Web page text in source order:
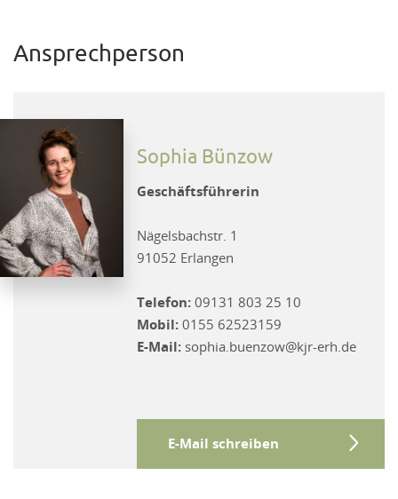
Ansprechperson
Sophia Bünzow
Geschäftsführerin
Nägelsbachstr. 1
91052 Erlangen
Telefon: 09131 803 25 10
Mobil: 0155 62523159
E-Mail: sophia.buenzow@kjr-erh.de
E-Mail schreiben